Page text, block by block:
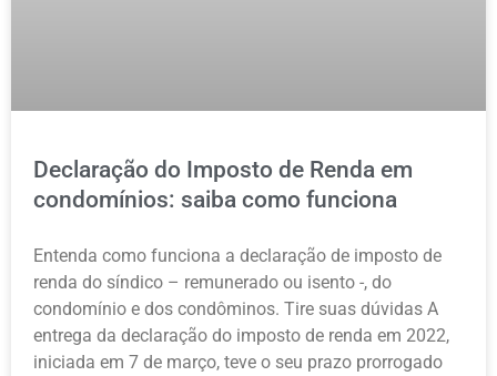
Declaração do Imposto de Renda em
condomínios: saiba como funciona
Entenda como funciona a declaração de imposto de
renda do síndico – remunerado ou isento -, do
condomínio e dos condôminos. Tire suas dúvidas A
entrega da declaração do imposto de renda em 2022,
iniciada em 7 de março, teve o seu prazo prorrogado